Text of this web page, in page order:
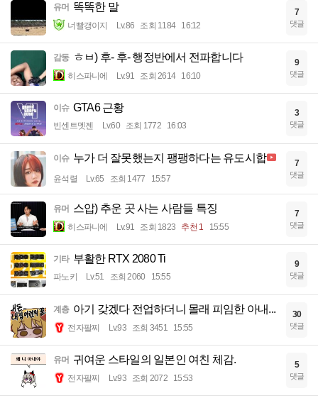
유머 똑똑한 말
너빨갱이지 Lv.86 조회 1184 16:12
7
댓글
감동 ㅎㅂ) 후- 후- 행정반에서 전파합니다
히스파니에 Lv.91 조회 2614 16:10
9
댓글
이슈 GTA6 근황
빈센트멧젠 Lv.60 조회 1772 16:03
3
댓글
이슈 누가 더 잘못했는지 팽팽하다는 유도시합
윤석렬 Lv.65 조회 1477 15:57
7
댓글
유머 스압) 추운 곳 사는 사람들 특징
히스파니에 Lv.91 조회 1823 추천 1 15:55
7
댓글
기타 부활한 RTX 2080 Ti
파노키 Lv.51 조회 2060 15:55
9
댓글
계층 아기 갖겠다 전업하더니 몰래 피임한 아내...
전자팔찌 Lv.93 조회 3451 15:55
30
댓글
유머 귀여운 스타일의 일본인 여친 체감.
전자팔찌 Lv.93 조회 2072 15:53
5
댓글